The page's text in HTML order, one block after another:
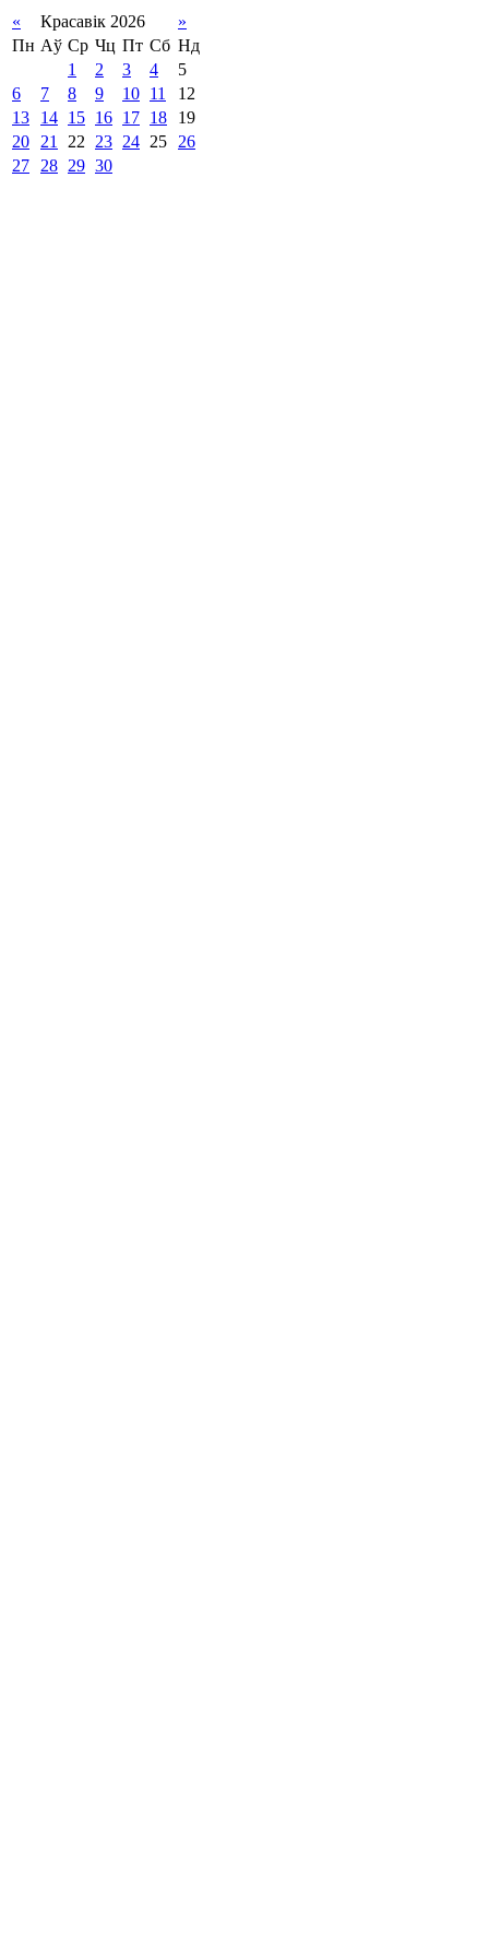
« Красавік 2026
»
Пн Аў Ср Чц Пт Сб Нд
1
2 3 4
5
6
7 8 9 10 11
12
13
14 15 16 17 18
19
20
21 22 23 24 25
26
27
28 29 30